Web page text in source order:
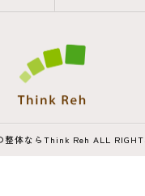
整体ならThink Reh ALL